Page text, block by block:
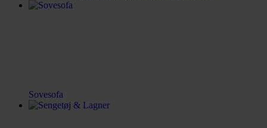
Sovesofa